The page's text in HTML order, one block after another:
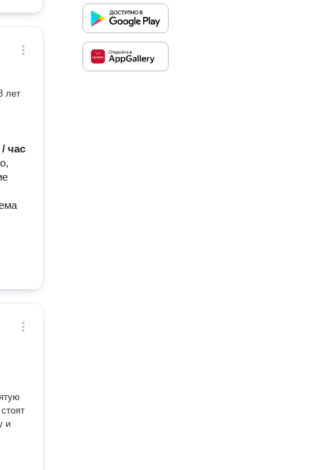
/ час
и